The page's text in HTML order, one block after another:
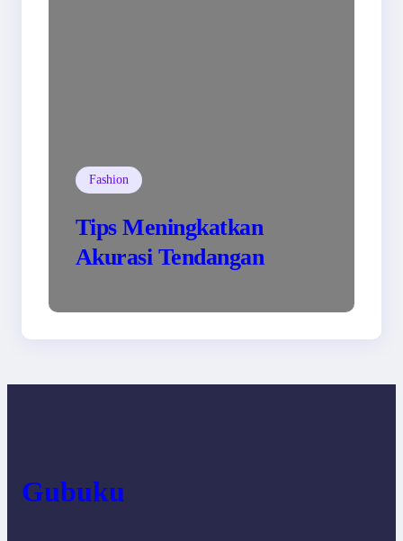
Fashion
Tips Meningkatkan
Akurasi Tendangan
Gubuku